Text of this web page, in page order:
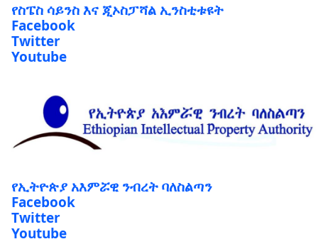
የስፔስ ሳይንስ እና ጂኦስፓሻል ኢንስቲቱዩት
Facebook
Twitter
Youtube
የኢትዮጵያ አእምሯዊ ንብረት ባለስልጣን
Facebook
Twitter
Youtube